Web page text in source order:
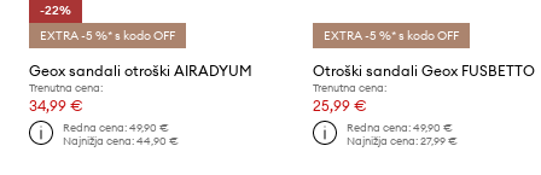
-22%
EXTRA -5 %* s kodo OFF
Geox sandali otroški AIRADYUM
Trenutna cena:
34,99 €
Redna cena:49,90 €
Najnižja cena:44,90 €
EXTRA -5 %* s kodo OFF
Otroški sandali Geox FUSBETTO
Trenutna cena:
25,99 €
Redna cena: 49,90 €
Najnižja cena: 27,99 €